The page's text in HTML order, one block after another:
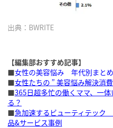
出典：BWRITE
【編集部おすすめ記事】
■女性の美容悩み 年代別まとめ
■女性たちの ” 美容悩み解決消
■365日超多忙の働くママ、一
る？
■急加速するビューティテック
品&サービス事例